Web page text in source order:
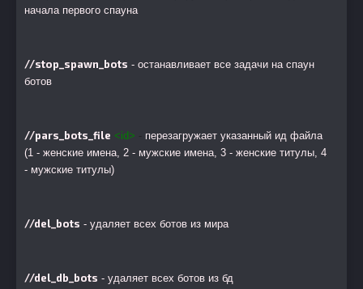
начала первого спауна
//stop_spawn_bots - останавливает все задачи на спаун
ботов
//pars_bots_file <id> - перезагружает указанный ид файла
(1 - женские имена, 2 - мужские имена, 3 - женские титулы, 4
- мужские титулы)
//del_bots - удаляет всех ботов из мира
//del_db_bots - удаляет всех ботов из бд